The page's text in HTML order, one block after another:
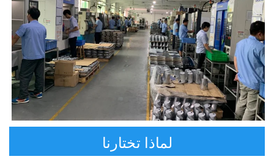
لماذا تختارنا